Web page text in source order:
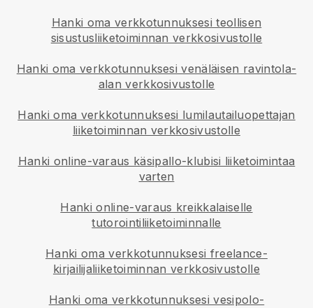
Hanki oma verkkotunnuksesi teollisen
sisustusliiketoiminnan verkkosivustolle
Hanki oma verkkotunnuksesi venäläisen ravintola-
alan verkkosivustolle
Hanki oma verkkotunnuksesi lumilautailuopettajan
liiketoiminnan verkkosivustolle
Hanki online-varaus käsipallo-klubisi liiketoimintaa
varten
Hanki online-varaus kreikkalaiselle
tutorointiliiketoiminnalle
Hanki oma verkkotunnuksesi freelance-
kirjailijaliiketoiminnan verkkosivustolle
Hanki oma verkkotunnuksesi vesipolo-